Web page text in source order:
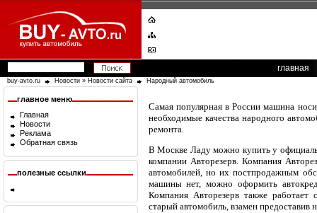
главная
buy-avto.ru Новости » Новости сайта Народный автомобиль
главное меню
Главная
Новости
Реклама
Обратная связь
полезные ссылки
Самая популярная в России машина
необходимые качества народного
ремонта.
В Москве Ладу можно купить у
компании Авторезерв. Компания
автомобилей, но их постпродажным
машины нет, можно оформить
Компания Авторезерв также
старый автомобиль, взамен предоставив